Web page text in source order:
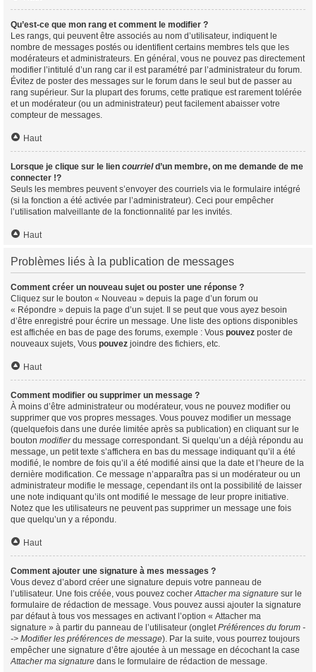
Qu’est-ce que mon rang et comment le modifier ?
Les rangs, qui peuvent être associés au nom d’utilisateur, indiquent le
nombre de messages postés ou identifient certains membres tels que les
modérateurs et administrateurs. En général, vous ne pouvez pas directement
modifier l’intitulé d’un rang car il est paramétré par l’administrateur du forum.
Évitez de poster des messages sur le forum dans le seul but de passer au
rang supérieur. Sur la plupart des forums, cette pratique est rarement tolérée
et un modérateur (ou un administrateur) peut facilement abaisser votre
compteur de messages.
Haut
Lorsque je clique sur le lien courrield’un membre, on me demande de me
connecter !?
Seuls les membres peuvent s’envoyer des courriels via le formulaire intégré
(si la fonction a été activée par l’administrateur). Ceci pour empêcher
l’utilisation malveillante de la fonctionnalité par les invités.
Haut
Problèmes liés à la publication de messages
Comment créer un nouveau sujet ou poster une réponse ?
Cliquez sur le bouton « Nouveau » depuis la page d’un forum ou
« Répondre » depuis la page d’un sujet. Il se peut que vous ayez besoin
d’être enregistré pour écrire un message. Une liste des options disponibles
est affichée en bas de page des forums, exemple : Vous pouvez poster de
nouveaux sujets, Vous pouvez joindre des fichiers, etc.
Haut
Comment modifier ou supprimer un message ?
À moins d’être administrateur ou modérateur, vous ne pouvez modifier ou
supprimer que vos propres messages. Vous pouvez modifier un message
(quelquefois dans une durée limitée après sa publication) en cliquant sur le
bouton modifierdu message correspondant. Si quelqu’un a déjà répondu au
message, un petit texte s’affichera en bas du message indiquant qu’il a été
modifié, le nombre de fois qu’il a été modifié ainsi que la date et l’heure de la
dernière modification. Ce message n’apparaîtra pas si un modérateur ou un
administrateur modifie le message, cependant ils ont la possibilité de laisser
une note indiquant qu’ils ont modifié le message de leur propre initiative.
Notez que les utilisateurs ne peuvent pas supprimer un message une fois
que quelqu’un y a répondu.
Haut
Comment ajouter une signature à mes messages ?
Vous devez d’abord créer une signature depuis votre panneau de
l’utilisateur. Une fois créée, vous pouvez cocherAttacher ma signature sur le
formulaire de rédaction de message. Vous pouvez aussi ajouter la signature
par défaut à tous vos messages en activant l’option « Attacher ma
signature » à partir du panneau de l’utilisateur (ongletPréférences du forum -
-> Modifier les préférences de message). Par la suite, vous pourrez toujours
empêcher une signature d’être ajoutée à un message en décochant la case
Attacher ma signature dans le formulaire de rédaction de message.